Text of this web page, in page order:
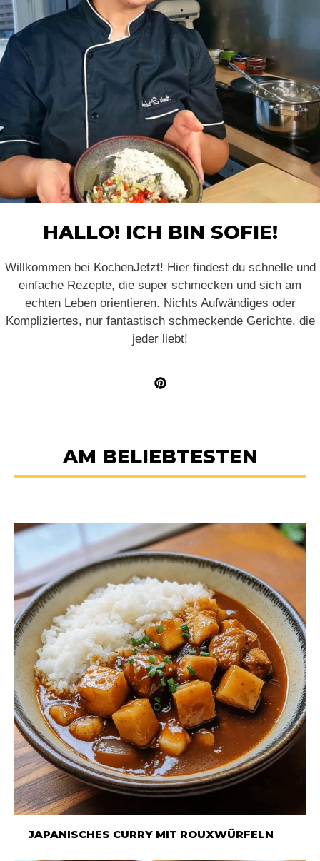
HALLO! ICH BIN SOFIE!
Willkommen bei KochenJetzt! Hier findest du schnelle und
einfache Rezepte, die super schmecken und sich am
echten Leben orientieren. Nichts Aufwändiges oder
Kompliziertes, nur fantastisch schmeckende Gerichte, die
jeder liebt!
AM BELIEBTESTEN
JAPANISCHES CURRY MIT ROUXWÜRFELN